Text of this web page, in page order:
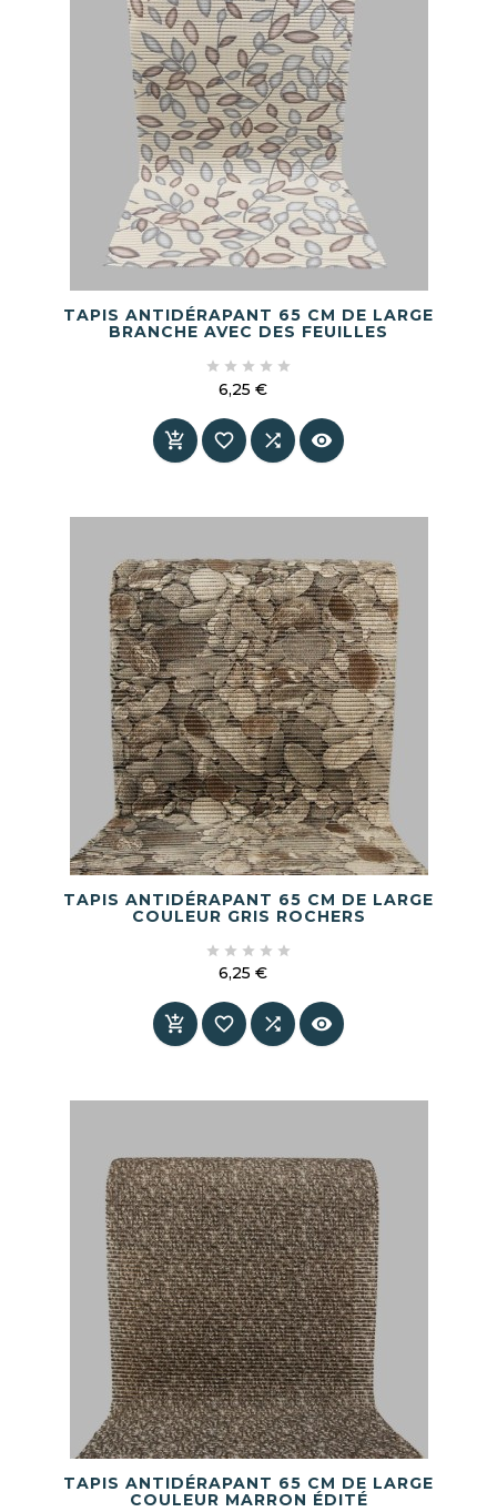
TAPIS ANTIDÉRAPANT 65 CM DE LARGE
BRANCHE AVEC DES FEUILLES
    
6,25 €
   
TAPIS ANTIDÉRAPANT 65 CM DE LARGE
COULEUR GRIS ROCHERS
    
6,25 €
   
TAPIS ANTIDÉRAPANT 65 CM DE LARGE
COULEUR MARRON ÉDITÉ